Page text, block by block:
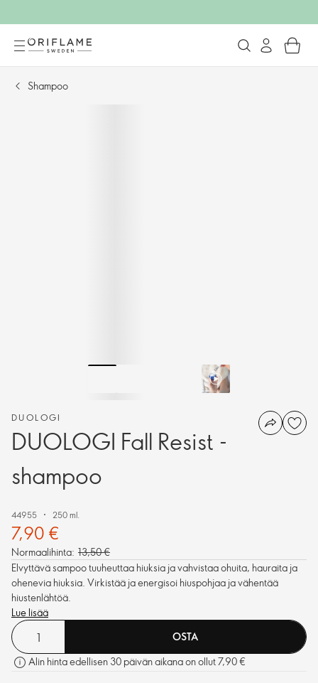
Shampoo
DUOLOGI
DUOLOGI Fall Resist -
shampoo
44955 250 ml.
7,90 €
Normaalihinta: 13,50 €
Elvyttävä sampoo tuuheuttaa hiuksia ja vahvistaa ohuita, hauraita ja
ohenevia hiuksia. Virkistää ja energisoi hiuspohjaa ja vähentää
hiustenlähtöä.
Lue lisää
OSTA
Alin hinta edellisen 30 päivän aikana on ollut 7,90 €